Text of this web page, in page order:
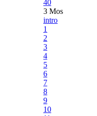
40
3 Mos
intro
1
2
3
4
5
6
7
8
9
10